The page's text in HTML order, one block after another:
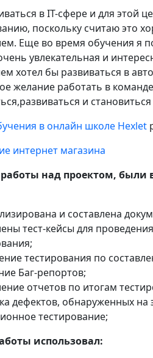
в IT-сфере и для этой
поскольку считаю это
Еще во время обучения я
увлекательная и
хотел бы развиваться в
желание работать в
и
в онлайн школе Hexlet
интернет магазина
работы над проектом,
и составлена
тест-кейсы для
тестирования по
Баг-репортов;
отчетов по итогам
дефектов, обнаруженных на
тестирование;
использовал: